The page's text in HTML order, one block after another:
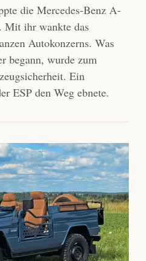
die Mercedes-Benz A-
Mit ihr wankte das
Autokonzerns. Was
begann, wurde zum
Ein
ESP den Weg ebnete.